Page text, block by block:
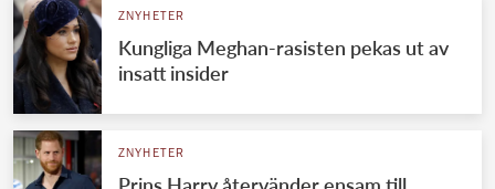
VÄRLDENS KUNGAHUS
Svenska kungahuset
Brittiska kungahuset
Danska kungahuset
REDAKTION
ZNYHETER
Kungliga Meghan-rasisten pekas ut av
insatt insider
ZNYHETER